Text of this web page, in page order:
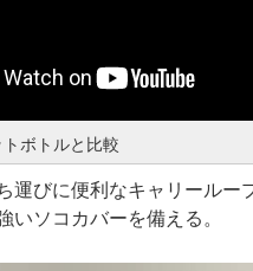
ボトルと比較
運びに便利なキャリールー
いソコカバーを備える。